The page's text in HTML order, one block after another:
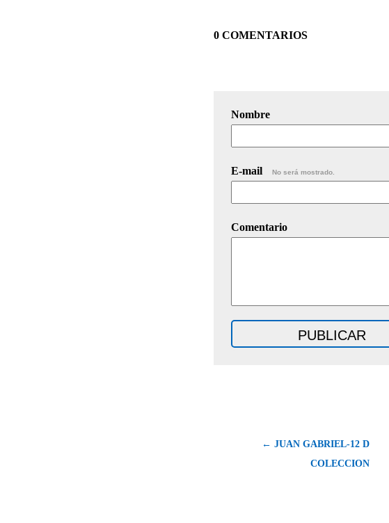
0 COMENTARIOS
Nombre
E-mail No será mostrado.
Comentario
← JUAN GABRIEL-12 D
COLECCION